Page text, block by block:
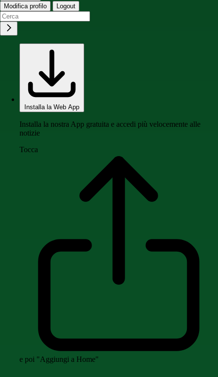
Modifica profilo Logout
Installa la Web App
Installa la nostra App gratuita e accedi più velocemente alle
notizie
Tocca
e poi "Aggiungi a Home"